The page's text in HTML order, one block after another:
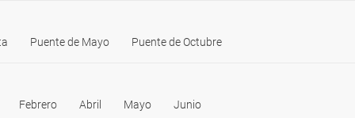
Puente de Mayo Puente de Octubre
Febrero Abril Mayo Junio